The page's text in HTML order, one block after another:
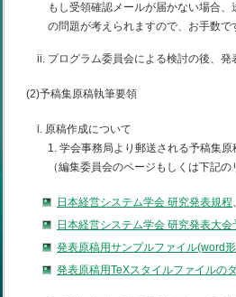
もし受領確認メールが届かない場合、
の問題が考えられますので、お手数で
ii. プログラム委員会による検討の後、発
(2)予稿集原稿執筆要領
i. 原稿作成について
1. 学会事務局より郵送される予稿集原
（編集委員会のページもしくは下記の
日本経営システム学会 研究発表規程
日本経営システム学会 研究発表大
発表原稿用サンプルファイル(word
発表原稿用TeXスタイルファイルの